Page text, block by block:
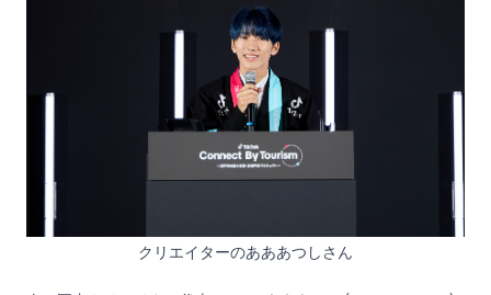
クリエイターのあああつしさん